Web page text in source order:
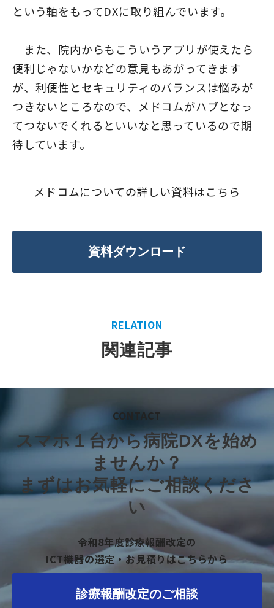
という軸をもってDXに取り組んでいます。
また、院内からもこういうアプリが使えたら
便利じゃないかなどの意見もあがってきます
が、利便性とセキュリティのバランスは悩みが
つきないところなので、メドコムがハブとなっ
てつないでくれるといいなと思っているので期
待しています。
メドコムについての詳しい資料はこちら
資料ダウンロード
RELATION
関連記事
CONTACT
スマホ１台から病院DXを始め
ませんか？
まずはお気軽にご相談くださ
い
令和8年度診療報酬改定の
ICT機器の選定・お見積りはこちらから
診療報酬改定のご相談